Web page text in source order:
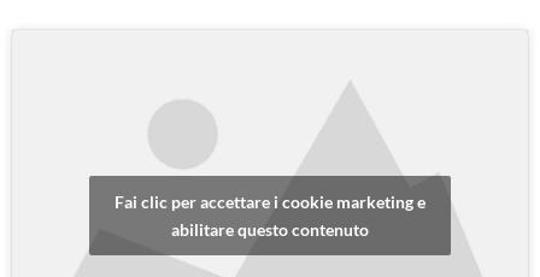
Fai clic per accettare i cookie marketing e
abilitare questo contenuto